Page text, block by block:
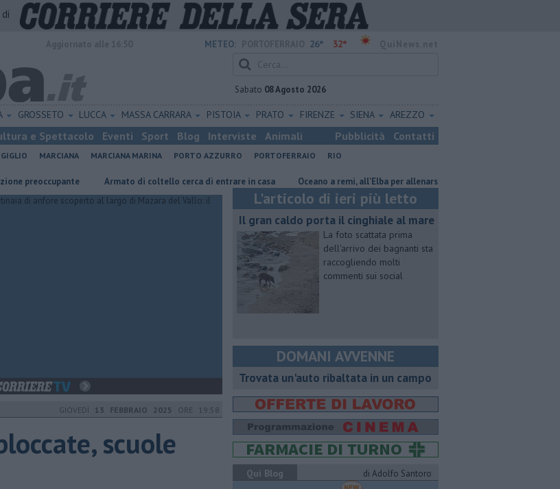
METEO: 26° 32°
Sabato 08 Agosto 2026
GROSSETO LUCCA MASSA CARRARA PISTOIA PRATO FIRENZE SIENA AREZZO
e Spettacolo Eventi Sport Blog Interviste Animali Pubblicità Contatti
MARCIANA MARCIANA MARINA PORTO AZZURRO PORTOFERRAIO RIO
Armato di coltello cerca di entrare in casa Oceano a remi, all'Elba per allenarsi Mola, "troppi rifiuti e barche sulla
GIOVEDÌ 13 FEBBRAIO 2025 ORE 19:58
scuole
L'articolo di ieri più letto
Il gran caldo porta il cinghiale al mare
La foto scattata prima
dell'arrivo dei bagnanti sta
raccogliendo molti
commenti sui social
DOMANI AVVENNE
Trovata un'auto ribaltata in un campo
Qui Blog
di Adolfo Santoro